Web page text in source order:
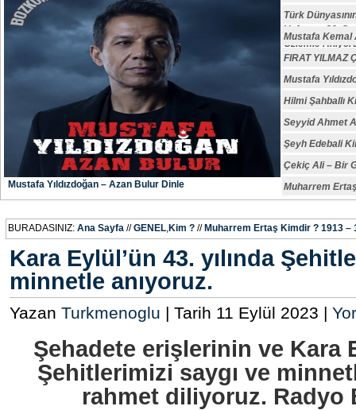
Mustafa Yıldızdoğan – Azan Bulur Dinle
Türk
Vefatının 29.
Özlemle
Mustafa Kemal
FIRAT YILMAZ
Mustafa
Hilmi Şahballı
Seyyid Ahmet
Şeyh Edebali
Çekiç Ali – Bir
Muharrem
BURADASINIZ: Ana Sayfa //GENEL,Kim ? // Muharrem Ertaş Kimdir ? 1913 –
Kara Eylül’ün 43. yılında
minnetle anıyoruz.
Yazan Turkmenoglu | Tarih 11 Eylül 2023 |
Şehadete erişlerinin ve Kara
Şehitlerimizi saygı ve
rahmet diliyoruz. Radyo